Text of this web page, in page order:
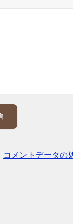
コメントデータの